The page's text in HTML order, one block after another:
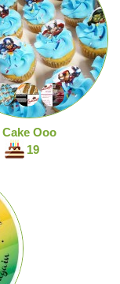
Cake Ooo
19